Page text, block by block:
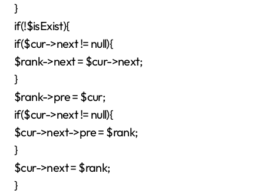
}
if(!$isExist){
if($cur->next != null){
$rank->next = $cur->next;
}
$rank->pre = $cur;
if($cur->next != null){
$cur->next->pre = $rank;
}
$cur->next = $rank;
}